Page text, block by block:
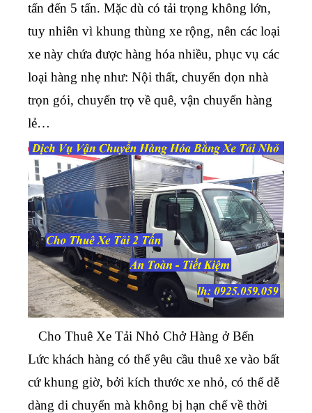
tấn đến 5 tấn. Mặc dù có tải trọng không lớn,
tuy nhiên vì khung thùng xe rộng, nên các loại
xe này chứa được hàng hóa nhiều, phục vụ các
loại hàng nhẹ như: Nội thất, chuyển dọn nhà
trọn gói, chuyển trọ về quê, vận chuyển hàng
lẻ…
Cho Thuê Xe Tải Nhỏ Chở Hàng ở Bến
Lức khách hàng có thể yêu cầu thuê xe vào bất
cứ khung giờ, bởi kích thước xe nhỏ, có thể dễ
dàng di chuyển mà không bị hạn chế về thời